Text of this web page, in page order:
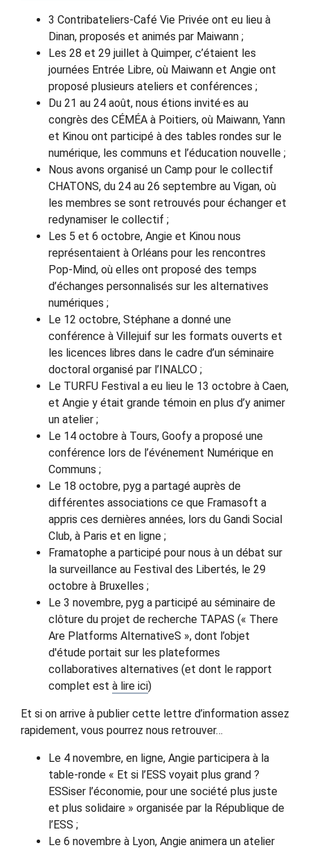
3 Contribateliers-Café Vie Privée ont eu lieu à
Dinan, proposés et animés par Maiwann ;
Les 28 et 29 juillet à Quimper, c’étaient les
journées Entrée Libre, où Maiwann et Angie ont
proposé plusieurs ateliers et conférences ;
Du 21 au 24 août, nous étions invité·es au
congrès des CÉMÉA à Poitiers, où Maiwann, Yann
et Kinou ont participé à des tables rondes sur le
numérique, les communs et l’éducation nouvelle ;
Nous avons organisé un Camp pour le collectif
CHATONS, du 24 au 26 septembre au Vigan, où
les membres se sont retrouvés pour échanger et
redynamiser le collectif ;
Les 5 et 6 octobre, Angie et Kinou nous
représentaient à Orléans pour les rencontres
Pop-Mind, où elles ont proposé des temps
d’échanges personnalisés sur les alternatives
numériques ;
Le 12 octobre, Stéphane a donné une
conférence à Villejuif sur les formats ouverts et
les licences libres dans le cadre d’un séminaire
doctoral organisé par l’INALCO ;
Le TURFU Festival a eu lieu le 13 octobre à Caen,
et Angie y était grande témoin en plus d’y animer
un atelier ;
Le 14 octobre à Tours, Goofy a proposé une
conférence lors de l’événement Numérique en
Communs ;
Le 18 octobre, pyg a partagé auprès de
différentes associations ce que Framasoft a
appris ces dernières années, lors du Gandi Social
Club, à Paris et en ligne ;
Framatophe a participé pour nous à un débat sur
la surveillance au Festival des Libertés, le 29
octobre à Bruxelles ;
Le 3 novembre, pyg a participé au séminaire de
clôture du projet de recherche TAPAS (« There
Are Platforms AlternativeS », dont l’objet
d'étude portait sur les plateformes
collaboratives alternatives (et dont le rapport
complet est à lire ici)
Et si on arrive à publier cette lettre d’information assez
rapidement, vous pourrez nous retrouver…
Le 4 novembre, en ligne, Angie participera à la
table-ronde « Et si l’ESS voyait plus grand ?
ESSiser l’économie, pour une société plus juste
et plus solidaire » organisée par la République de
l’ESS ;
Le 6 novembre à Lyon, Angie animera un atelier